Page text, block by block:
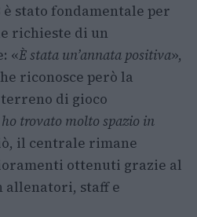
è stato fondamentale per
richieste di un
«È stata un’annata positiva»,
riconosce però la
di gioco
trovato molto spazio in
il centrale rimane
ottenuti grazie al
allenatori, staff e